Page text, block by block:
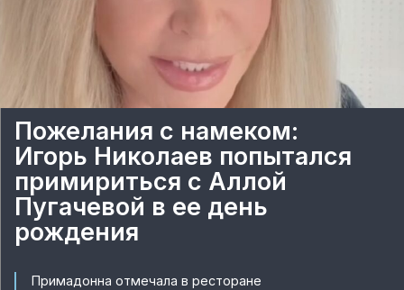
Пожелания с намеком:
Игорь Николаев попытался
примириться с Аллой
Пугачевой в ее день
рождения
Примадонна отмечала в ресторане